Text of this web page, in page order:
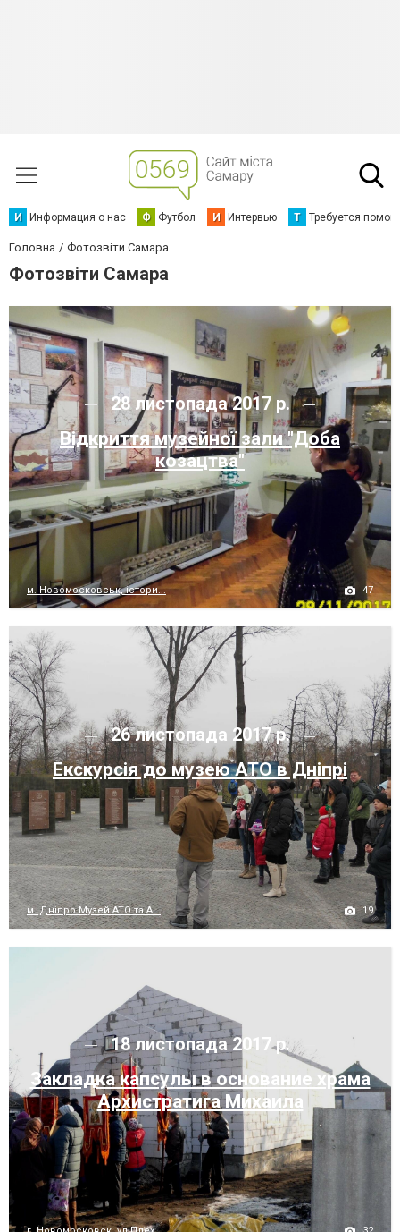
И Информация о нас Ф Футбол И Интервью Т Требуется
Головна Фотозвіти Самара
Фотозвіти Самара
28 листопада 2017 р.
Відкриття музейної зали "Доба
козацтва"
м. Новомосковськ, істори... 47
26 листопада 2017 р.
Екскурсія до музею АТО в Дніпрі
м. Дніпро Музей АТО та А... 19
18 листопада 2017 р.
Закладка капсулы в основание храма
Архистратига Михаила